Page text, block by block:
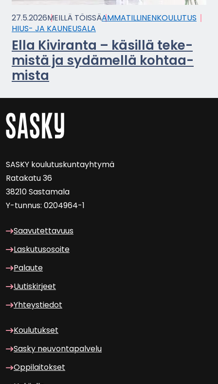
27.5.2026MEIL­LÄ TÖIS­SÄAM­MA­TIL­LI­NEN­KOU­LU­TUS
HIUS- JA KAU­NEUSA­LA
Ella Ki­vi­ran­ta – kä­sil­lä te­ke­
mis­tä ja sy­dä­mel­lä koh­taa­
mis­ta
SASKY kou­lu­tus­kun­tayh­ty­mä
Ra­ta­ka­tu 36
38210 Sas­ta­ma­la
Y-​tunnus: 0204964-1
Saa­vu­tet­ta­vuus
Las­ku­tuso­soi­te
Pa­lau­te
Uu­tis­kir­jeet
Yh­teys­tie­dot
Kou­lu­tuk­set
Sasky neu­von­ta­pal­ve­lu
Op­pi­lai­tok­set